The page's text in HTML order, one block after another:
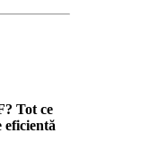
Tot ce
eficientă